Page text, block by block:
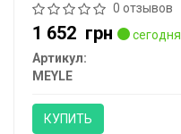
0 отзывов
1 652 грн
сегодня
Артикул:
MEYLE
КУПИТЬ